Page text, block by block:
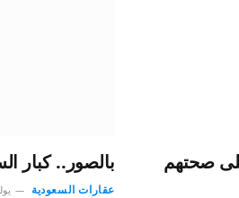
صحتهم بالصور.. كبار
عقارات السعودية يوليو